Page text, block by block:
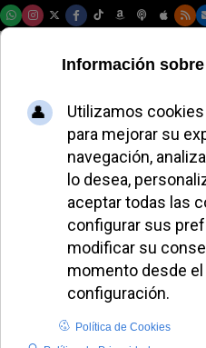
¿Vas a
Jubileo
jóvenes?
cómo
vales de